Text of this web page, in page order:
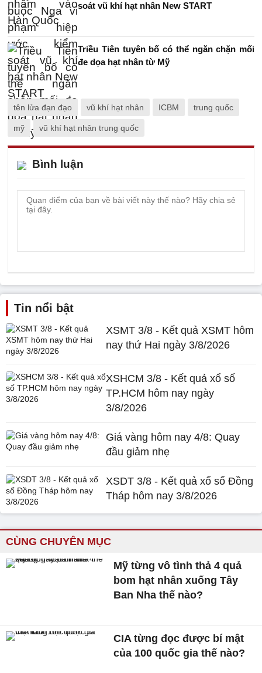
soát vũ khí hạt nhân New START
Triều Tiên tuyên bố có thể ngăn chặn mối
đe dọa hạt nhân từ Mỹ
tên lửa đạn đạo vũ khí hạt nhân ICBM trung quốc
mỹ vũ khí hạt nhân trung quốc
Bình luận
Tin nổi bật
XSMT 3/8 - Kết quả XSMT hôm
nay thứ Hai ngày 3/8/2026
XSHCM 3/8 - Kết quả xổ số
TP.HCM hôm nay ngày
3/8/2026
Giá vàng hôm nay 4/8: Quay
đầu giảm nhẹ
XSDT 3/8 - Kết quả xổ số Đồng
Tháp hôm nay 3/8/2026
CÙNG CHUYÊN MỤC
Mỹ từng vô tình thả 4 quả
bom hạt nhân xuống Tây
Ban Nha thế nào?
CIA từng đọc được bí mật
của 100 quốc gia thế nào?